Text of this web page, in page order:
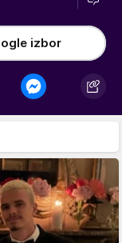
izbor